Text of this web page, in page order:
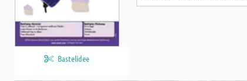
Bastelidee